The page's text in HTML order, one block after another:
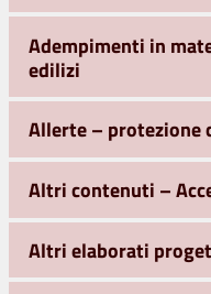
Adempimenti in
edilizi
Allerte – protezione
Altri contenuti –
Altri elaborati